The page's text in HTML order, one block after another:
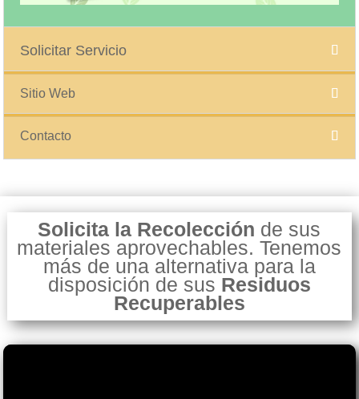
Solicitar Servicio
Sitio Web
Contacto
Solicita la Recolección de sus
materiales aprovechables. Tenemos
más de una alternativa para la
disposición de sus Residuos
Recuperables